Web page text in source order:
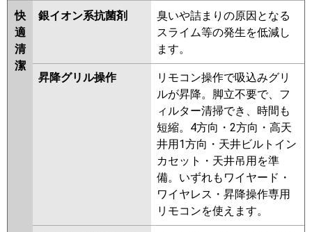
快
適
清
潔
銀イオン系抗菌剤
臭いや詰まりの原因となる
スライム等の発生を低減し
ます。
昇降グリル操作
リモコン操作で吸込みグリ
ルが昇降。脚立不要で、フ
ィルター清掃でき、時間も
短縮。4方向・2方向・高天
井用1方向・天井ビルトイン
カセット・天井吊用を準
備。いずれもワイヤード・
ワイヤレス・昇降操作専用
リモコンを使えます。